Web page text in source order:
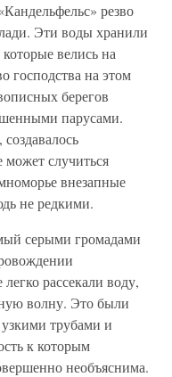
резво
Эти воды хранили
велись на
господства на этом
берегов
парусами.
может случиться
внезапные
не редкими.
серыми громадами
рассекали воду,
волну. Это были
трубами и
к которым
необъяснима.